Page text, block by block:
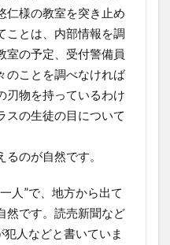
仁様の教室を突き止め
ことは、内部情報を調
室の予定、受付警備員
のことを調べなければ
刃物を持っているわけ
スの生徒の目について
のが自然です。
人”で、地方から出て
然です。読売新聞など
犯人などと書いていま